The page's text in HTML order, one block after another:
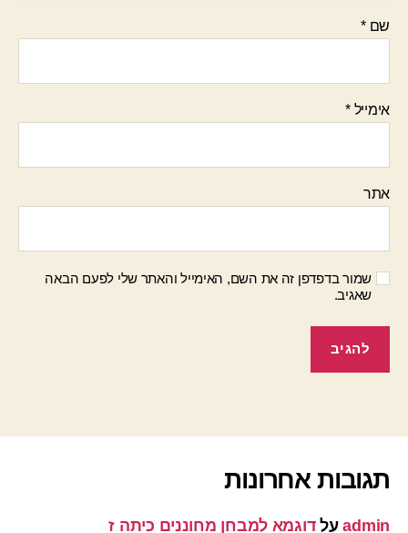
שם*
אימייל*
אתר
שמור בדפדפן זה את השם, האימייל והאתר שלי לפעם הבאה
שאגיב.
תגובות אחרונות
adminעלדוגמא למבחן מחוננים כיתה ז